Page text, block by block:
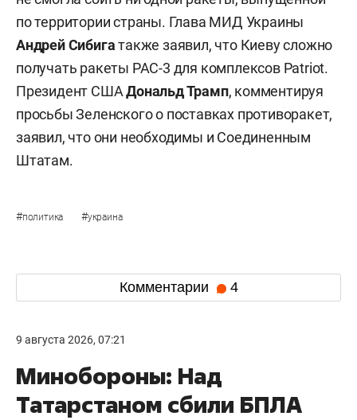
по территории страны. Глава МИД Украины
Андрей Сибигатакже заявил, что Киеву сложно
получать ракеты PAC-3 для комплексов Patriot.
Президент СШАДональд Трамп, комментируя
просьбы Зеленского о поставках противоракет,
заявил, что они необходимы и Соединенным
Штатам.
#политика #украина
Комментарии 4
9 августа 2026, 07:21
Минобороны: Над
Татарстаном сбили БПЛА